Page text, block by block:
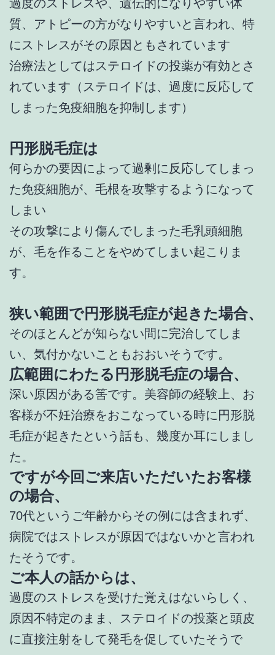
過度のストレスや、遺伝的になりやすい体
質、アトピーの方がなりやすいと言われ、特
にストレスがその原因ともされています
治療法としてはステロイドの投薬が有効とさ
れています（ステロイドは、過度に反応して
しまった免疫細胞を抑制します）
円形脱毛症は
何らかの要因によって過剰に反応してしまっ
た免疫細胞が、毛根を攻撃するようになって
しまい
その攻撃により傷んでしまった毛乳頭細胞
が、毛を作ることをやめてしまい起こりま
す。
狭い範囲で円形脱毛症が起きた場合、
そのほとんどが知らない間に完治してしま
い、気付かないこともおおいそうです。
広範囲にわたる円形脱毛症の場合、
深い原因がある筈です。美容師の経験上、お
客様が不妊治療をおこなっている時に円形脱
毛症が起きたという話も、幾度か耳にしまし
た。
ですが今回ご来店いただいたお客様
の場合、
70代というご年齢からその例には含まれず、
病院ではストレスが原因ではないかと言われ
たそうです。
ご本人の話からは、
過度のストレスを受けた覚えはないらしく、
原因不特定のまま、ステロイドの投薬と頭皮
に直接注射をして発毛を促していたそうで